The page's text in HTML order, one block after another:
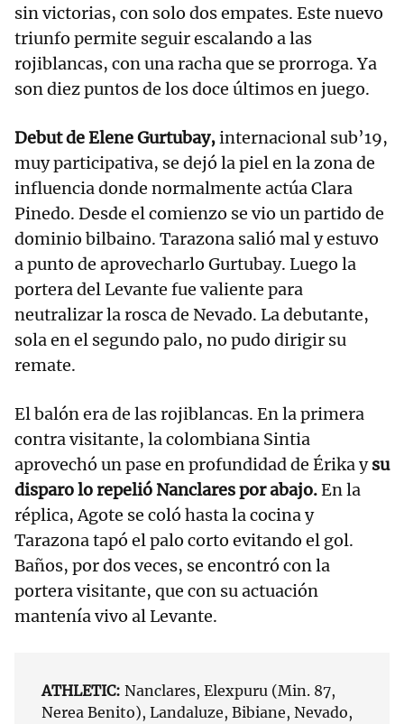
sin victorias, con solo dos empates. Este nuevo
triunfo permite seguir escalando a las
rojiblancas, con una racha que se prorroga. Ya
son diez puntos de los doce últimos en juego.
Debut de Elene Gurtubay,internacional sub’19,
muy participativa, se dejó la piel en la zona de
influencia donde normalmente actúa Clara
Pinedo. Desde el comienzo se vio un partido de
dominio bilbaino. Tarazona salió mal y estuvo
a punto de aprovecharlo Gurtubay. Luego la
portera del Levante fue valiente para
neutralizar la rosca de Nevado. La debutante,
sola en el segundo palo, no pudo dirigir su
remate.
El balón era de las rojiblancas. En la primera
contra visitante, la colombiana Sintia
aprovechó un pase en profundidad de Érika ysu
disparo lo repelió Nanclares por abajo.En la
réplica, Agote se coló hasta la cocina y
Tarazona tapó el palo corto evitando el gol.
Baños, por dos veces, se encontró con la
portera visitante, que con su actuación
mantenía vivo al Levante.
ATHLETIC: Nanclares, Elexpuru (Min. 87,
Nerea Benito), Landaluze, Bibiane, Nevado,